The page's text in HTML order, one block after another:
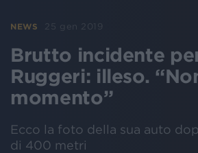
NEWS 25 gen 2019
Brutto incidente
Ruggeri: illeso.
momento”
Ecco la foto della sua auto
di 400 metri